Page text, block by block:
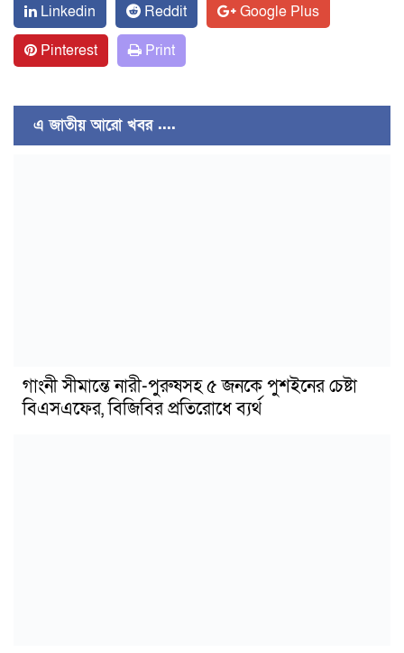
Linkedin
Reddit
Google Plus
Pinterest
Print
এ জাতীয় আরো খবর ....
গাংনী সীমান্তে নারী-পুরুষসহ ৫ জনকে পুশইনের চেষ্টা
বিএসএফের, বিজিবির প্রতিরোধে ব্যর্থ